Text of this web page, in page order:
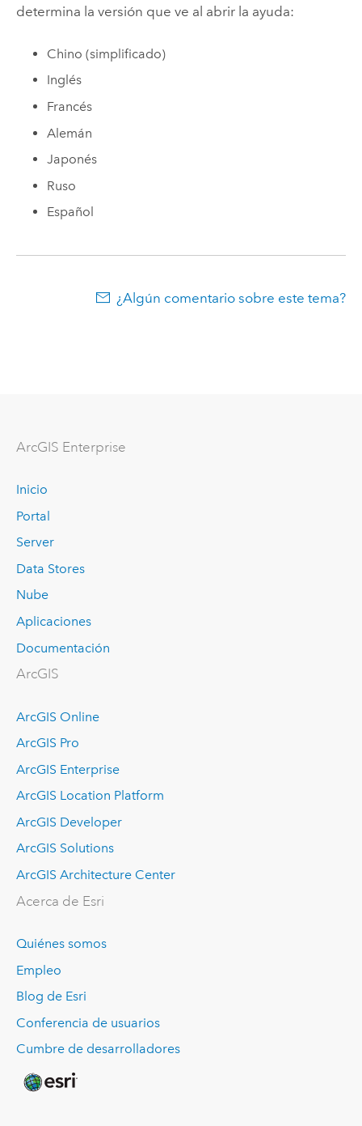
determina la versión que ve al abrir la ayuda:
Chino (simplificado)
Inglés
Francés
Alemán
Japonés
Ruso
Español
¿Algún comentario sobre este tema?
ArcGIS Enterprise
Inicio
Portal
Server
Data Stores
Nube
Aplicaciones
Documentación
ArcGIS
ArcGIS Online
ArcGIS Pro
ArcGIS Enterprise
ArcGIS Location Platform
ArcGIS Developer
ArcGIS Solutions
ArcGIS Architecture Center
Acerca de Esri
Quiénes somos
Empleo
Blog de Esri
Conferencia de usuarios
Cumbre de desarrolladores